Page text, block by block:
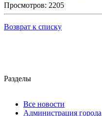
Просмотров: 2205
Возврат к списку
Разделы
Все новости
Администрация города